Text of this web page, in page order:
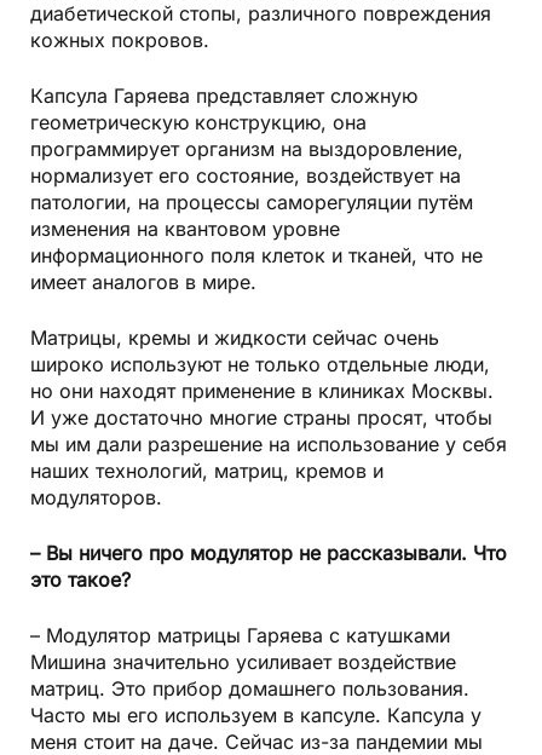
диабетической стопы, различного повреждения
кожных покровов.
Капсула Гаряева представляет сложную
геометрическую конструкцию, она
программирует организм на выздоровление,
нормализует его состояние, воздействует на
патологии, на процессы саморегуляции путём
изменения на квантовом уровне
информационного поля клеток и тканей, что не
имеет аналогов в мире.
Матрицы, кремы и жидкости сейчас очень
широко используют не только отдельные люди,
но они находят применение в клиниках Москвы.
И уже достаточно многие страны просят, чтобы
мы им дали разрешение на использование у себя
наших технологий, матриц, кремов и
модуляторов.
– Вы ничего про модулятор не рассказывали. Что
это такое?
– Модулятор матрицы Гаряева с катушками
Мишина значительно усиливает воздействие
матриц. Это прибор домашнего пользования.
Часто мы его используем в капсуле. Капсула у
меня стоит на даче. Сейчас из-за пандемии мы